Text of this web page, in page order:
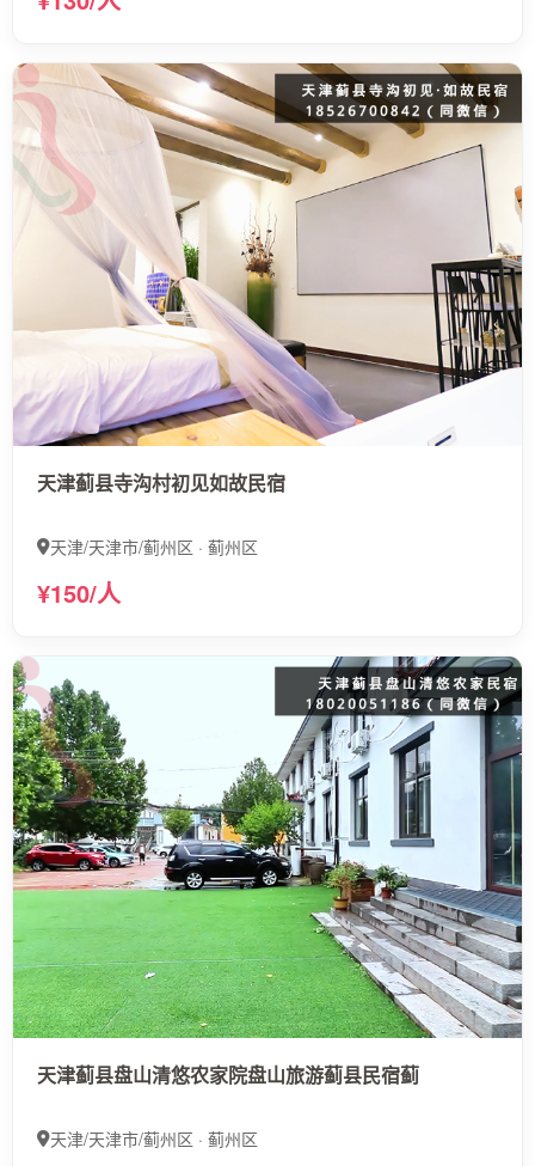
天津蓟县寺沟村初见如故民宿
天津/天津市/蓟州区 · 蓟州区
¥150/人
天津蓟县盘山清悠农家院盘山旅游蓟县民宿蓟
天津/天津市/蓟州区 · 蓟州区